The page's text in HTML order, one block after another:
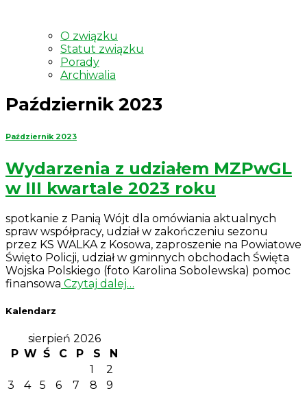
O związku
Statut związku
Porady
Archiwalia
Październik 2023
Październik 2023
Wydarzenia z udziałem MZPwGL
w III kwartale 2023 roku
spotkanie z Panią Wójt dla omówiania aktualnych
spraw współpracy, udział w zakończeniu sezonu
przez KS WALKA z Kosowa, zaproszenie na Powiatowe
Święto Policji, udział w gminnych obchodach Święta
Wojska Polskiego (foto Karolina Sobolewska) pomoc
finansowa Czytaj dalej…
Kalendarz
sierpień 2026
P W Ś C P S
N
1
2
3
4 5 6 7 8
9